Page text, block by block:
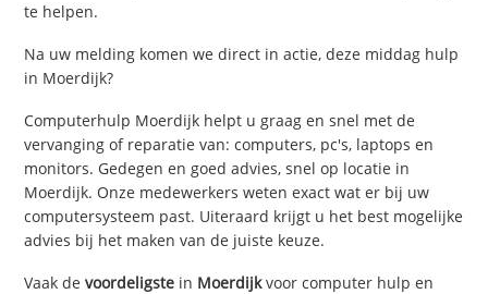
te helpen.
Na uw melding komen we direct in actie, deze middag hulp
in Moerdijk?
Computerhulp Moerdijk helpt u graag en snel met de
vervanging of reparatie van: computers, pc's, laptops en
monitors. Gedegen en goed advies, snel op locatie in
Moerdijk. Onze medewerkers weten exact wat er bij uw
computersysteem past. Uiteraard krijgt u het best mogelijke
advies bij het maken van de juiste keuze.
Vaak devoordeligste in Moerdijkvoor computer hulp en